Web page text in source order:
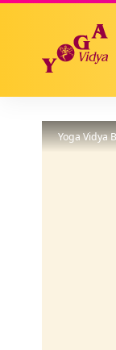
Yoga Vidya